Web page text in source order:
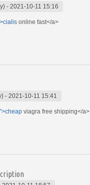
- 2021-10-11 15:16
online fast</a>
- 2021-10-11 15:41
viagra free shipping</a>